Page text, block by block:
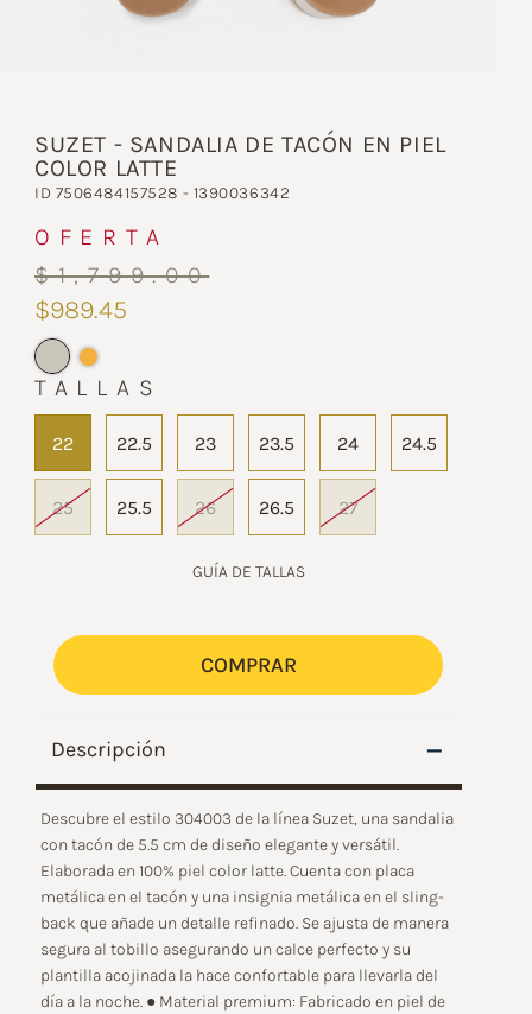
SUZET - SANDALIA DE TACÓN EN PIEL
COLOR LATTE
ID 7506484157528 - 1390036342
Descripción –
Descubre el estilo 304003 de la línea Suzet, una sandalia
con tacón de 5.5 cm de diseño elegante y versátil.
Elaborada en 100% piel color latte. Cuenta con placa
metálica en el tacón y una insignia metálica en el sling-
back que añade un detalle refinado. Se ajusta de manera
segura al tobillo asegurando un calce perfecto y su
plantilla acojinada la hace confortable para llevarla del
día a la noche. ● Material premium: Fabricado en piel de
TALLAS
22 22.5 23 23.5 24 24.5
25 25.5 26 26.5 27
GUÍA DE TALLAS
OFERTA
$1,799.00
$989.45
COMPRAR